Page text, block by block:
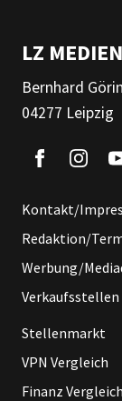
LZ
Bernhard
04277 Leipzig
Kontakt/
Redaktion/
Werbung/
Verkaufsstellen
Stellenmarkt
VPN Vergleich
Finanz Vergleich